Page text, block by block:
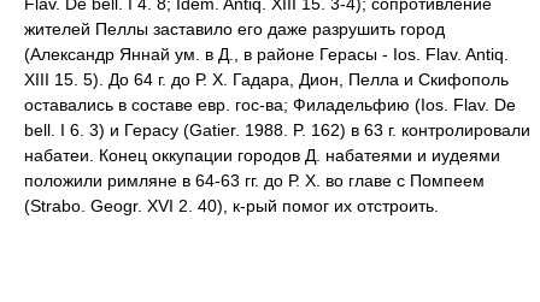
жителей Пеллы заставило его даже разрушить город
(Александр Яннай ум. в Д., в районе Герасы - Ios. Flav. Antiq.
XIII 15. 5). До 64 г. до Р. Х. Гадара, Дион, Пелла и Скифополь
оставались в составе евр. гос-ва; Филадельфию (Ios. Flav. De
bell. I 6. 3) и Герасу (Gatier. 1988. P. 162) в 63 г. контролировали
набатеи. Конец оккупации городов Д. набатеями и иудеями
положили римляне в 64-63 гг. до Р. Х. во главе с Помпеем
(Strabo. Geogr. XVI 2. 40), к-рый помог их отстроить.